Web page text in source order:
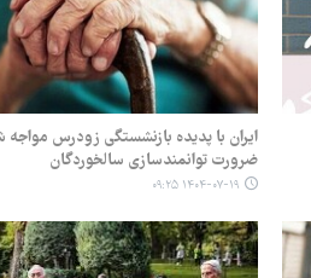
ایران با پدیده بازنشستگی زودرس
ضرورت توانمندسازی سالخوردگان
۱۴۰۴-۰۷-۱۹ ۰۹:۲۵